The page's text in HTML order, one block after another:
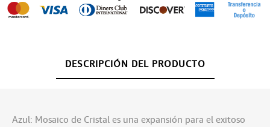
DESCRIPCIÓN DEL PRODUCTO
Azul: Mosaico de Cristal es una expansión para el exitoso